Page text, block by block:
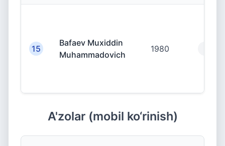
15
Bafaev Muxiddin
Muhammadovich
1980
A'zolar (mobil ko‘rinish)